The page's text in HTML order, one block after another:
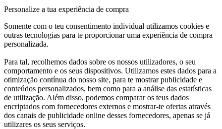
Personalize a tua experiência de compra
Somente com o teu consentimento individual utilizamos cookies e
outras tecnologias para te proporcionar uma experiência de compra
personalizada.
Para tal, recolhemos dados sobre os nossos utilizadores, o seu
comportamento e os seus dispositivos. Utilizamos estes dados para a
otimização contínua do nosso site, para te mostrar publicidade e
conteúdos personalizados, bem como para a análise das estatísticas
de utilização. Além disso, podemos comparar os teus dados
encriptados com fornecedores externos e mostrar-te ofertas através
dos canais de publicidade online desses fornecedores, apenas se já
utilizares os seus serviços.